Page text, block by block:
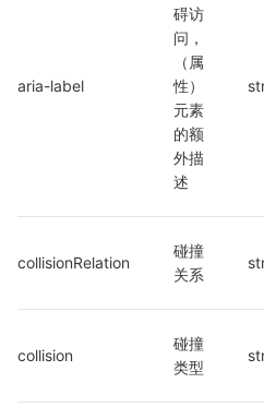
aria-label
碍访
问，
（属
性）
元素
的额
外描
述
collisionRelation
碰撞
关系
collision
碰撞
类型